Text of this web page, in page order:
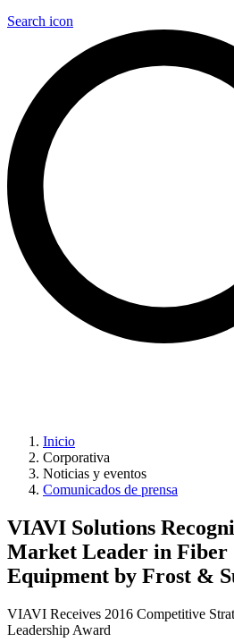
Search icon
Inicio
Corporativa
Noticias y eventos
Comunicados de prensa
VIAVI Solutions
Market Leader in Fiber
Equipment by Frost &
VIAVI Receives 2016 Competitive
Leadership Award